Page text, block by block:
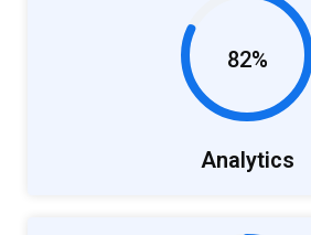
82%
Analytics